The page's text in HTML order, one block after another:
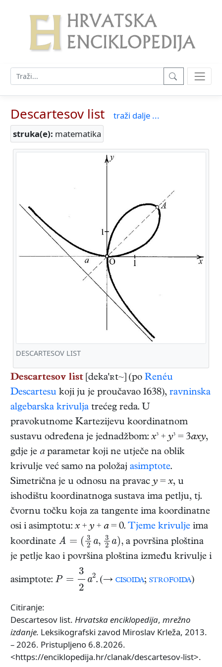
Descartesov list
traži dalje ...
struka(e): matematika
DESCARTESOV LIST
Descartesov list [deka'ʀt~] (po Renéu
Descartesu koji ju je proučavao 1638), ravninska
algebarska krivulja trećeg reda. U
pravokutnome Kartezijevu koordinatnom
sustavu određena je jednadžbom: x³ + y³ = 3axy,
gdje je aparametar koji ne utječe na oblik
krivulje već samo na položaj asimptote.
Simetrična je u odnosu na pravac y = x, u
ishodištu koordinatnoga sustava ima petlju, tj.
čvornu točku koja za tangente ima koordinatne
osi i asimptotu: x + y + a= 0. Tjeme krivulje ima
koordinate A 2 a, 32 a)
a površina ploština
je petlje kao i površina ploština između krivulje i
asimptote: P= a2 . (→cisoida;strofoida)
Citiranje:
Descartesov list. Hrvatska enciklopedija, mrežno
izdanje. Leksikografski zavod Miroslav Krleža, 2013.
– 2026. Pristupljeno 6.8.2026.
<https://enciklopedija.hr/clanak/descartesov-list>.